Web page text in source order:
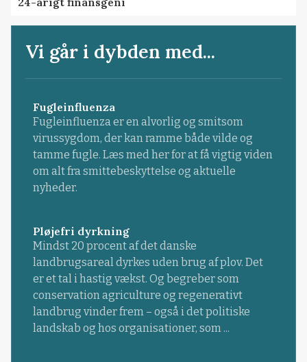
Vi går i dybden med...
Fugleinfluenza
Fugleinfluenza er en alvorlig og smitsom
virussygdom, der kan ramme både vilde og
tamme fugle. Læs med her for at få vigtig viden
om alt fra smittebeskyttelse og aktuelle
nyheder.
Pløjefri dyrkning
Mindst 20 procent af det danske
landbrugsareal dyrkes uden brug af plov. Det
er et tal i hastig vækst. Og begreber som
conservation agriculture og regenerativt
landbrug vinder frem – også i det politiske
landskab og hos organisationer, som ...